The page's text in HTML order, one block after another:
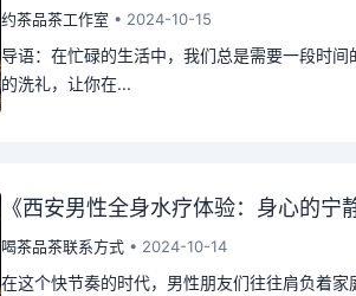
约茶品茶工作室 • 2024-10-15
导语：在忙碌的生活中，我们总是需要一段时
的洗礼，让你在...
《西安男性全身水疗体验：身心的宁
喝茶品茶联系方式 • 2024-10-14
在这个快节奏的时代，男性朋友们往往肩负着